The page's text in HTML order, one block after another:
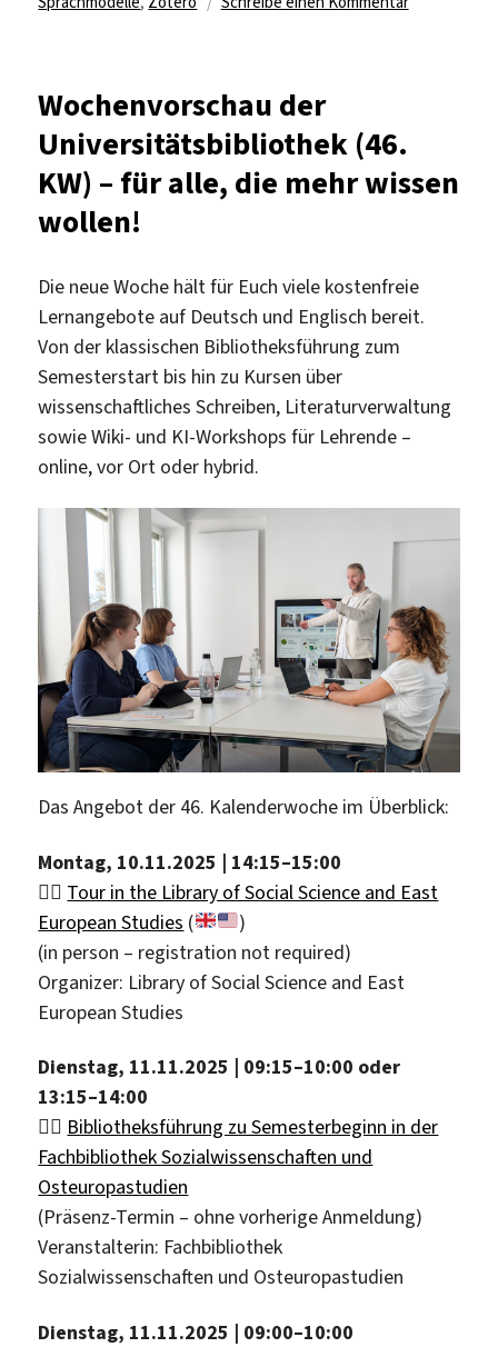
für
wissen
wollen!
Wochenvorschau der
Universitätsbibliothek (46.
KW) – für alle, die mehr wissen
wollen!
Die neue Woche hält für Euch viele kostenfreie
Lernangebote auf Deutsch und Englisch bereit.
Von der klassischen Bibliotheksführung zum
Semesterstart bis hin zu Kursen über
wissenschaftliches Schreiben, Literaturverwaltung
sowie Wiki- und KI-Workshops für Lehrende –
online, vor Ort oder hybrid.
Das Angebot der 46. Kalenderwoche im Überblick:
Montag, 10.11.2025 | 14:15–15:00
🏃‍♂️ Tour in the Library of Social Science and East
European Studies (
)
(in person – registration not required)
Organizer: Library of Social Science and East
European Studies
Dienstag, 11.11.2025 | 09:15–10:00 oder
13:15–14:00
🏃‍♂️ Bibliotheksführung zu Semesterbeginn in der
Fachbibliothek Sozialwissenschaften und
Osteuropastudien
(Präsenz-Termin – ohne vorherige Anmeldung)
Veranstalterin: Fachbibliothek
Sozialwissenschaften und Osteuropastudien
Dienstag, 11.11.2025 | 09:00–10:00